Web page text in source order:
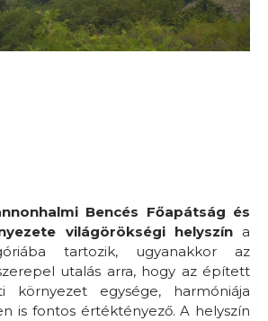
Bencés Főapátság és
világörökségi helyszína
tartozik, ugyanakkor az
utalás arra, hogy az épített
környezet egysége, harmóniája
is fontos értéktényező. A helyszín